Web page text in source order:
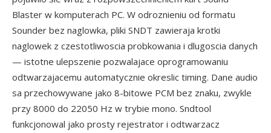
Blaster w komputerach PC. W odroznieniu od formatu
Sounder bez naglowka, pliki SNDT zawieraja krotki
naglowek z czestotliwoscia probkowania i dlugoscia danych
— istotne ulepszenie pozwalajace oprogramowaniu
odtwarzajacemu automatycznie okreslic timing. Dane audio
sa przechowywane jako 8-bitowe PCM bez znaku, zwykle
przy 8000 do 22050 Hz w trybie mono. Sndtool
funkcjonowal jako prosty rejestrator i odtwarzacz